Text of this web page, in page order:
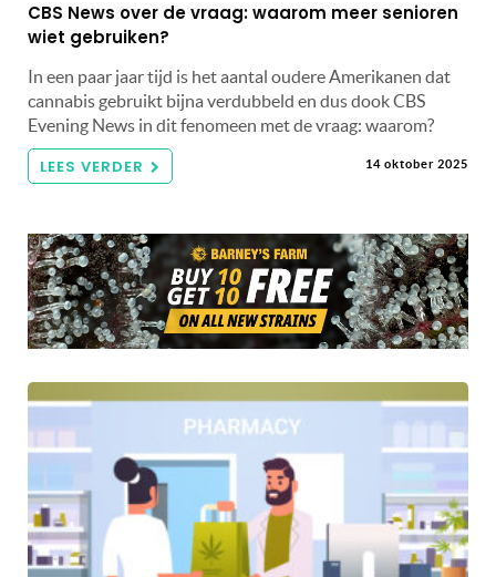
CBS News over de vraag: waarom meer senioren
wiet gebruiken?
In een paar jaar tijd is het aantal oudere Amerikanen dat
cannabis gebruikt bijna verdubbeld en dus dook CBS
Evening News in dit fenomeen met de vraag: waarom?
LEES VERDER 14 oktober 2025